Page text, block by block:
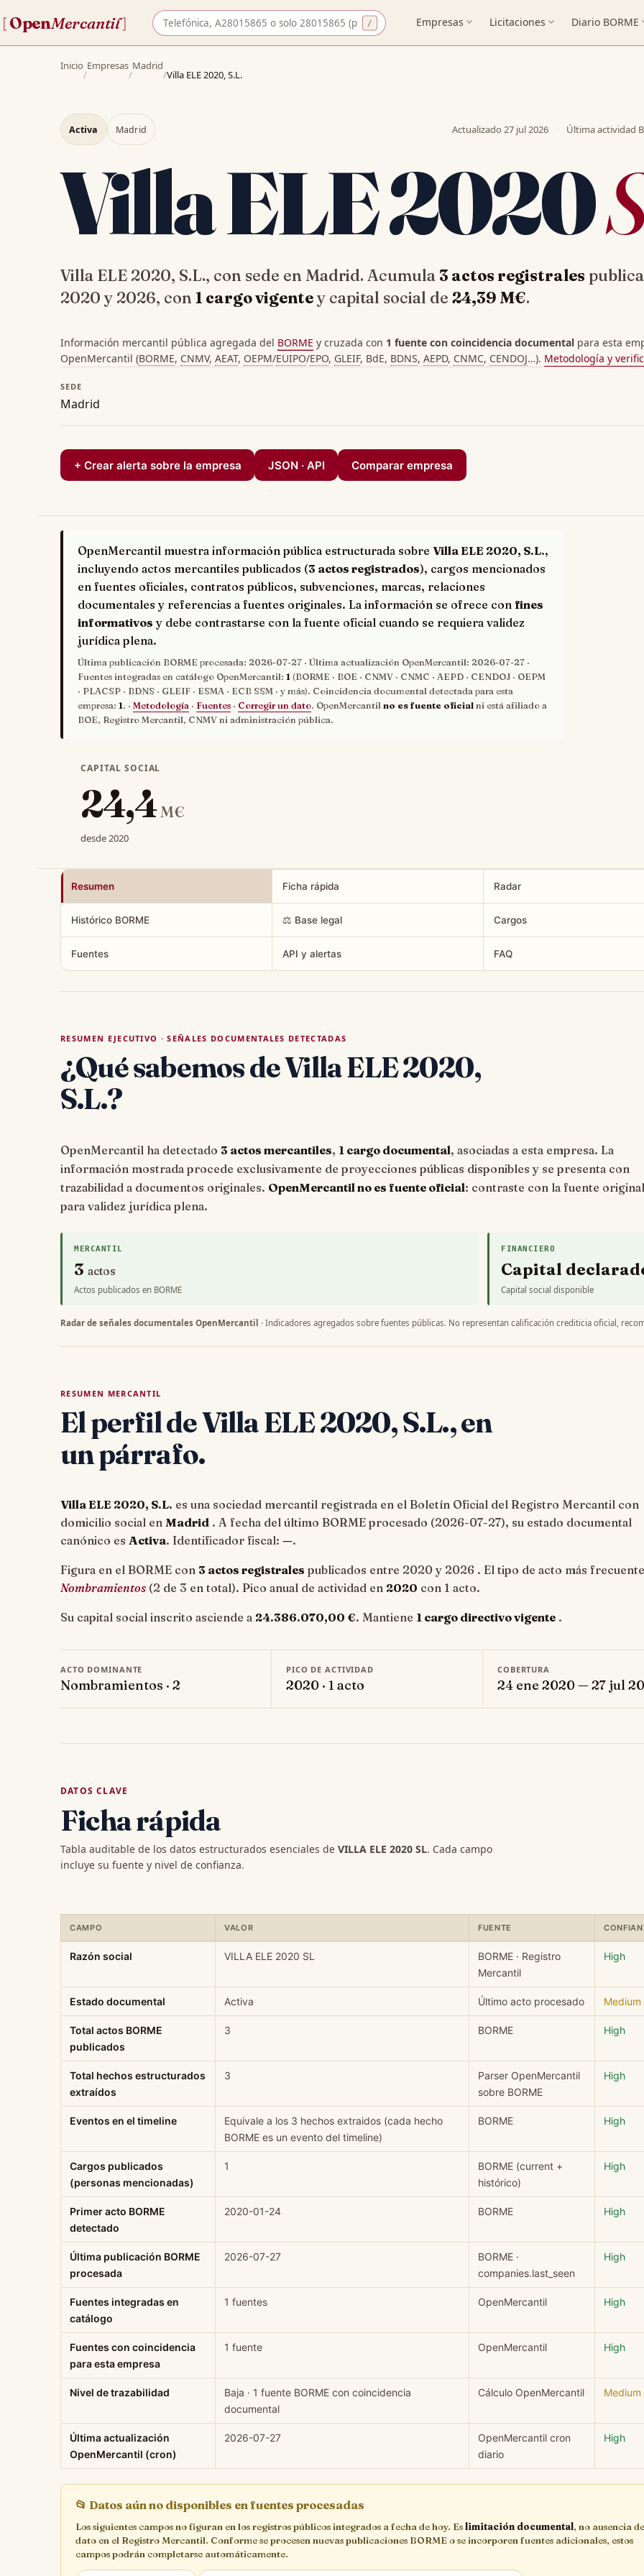
[ OpenMercantil] Buscar empresa por nombre o CIF Empresas expand_more Licitaciones expand_more Diario BORME
Inicio
/
Empresas
/
Madrid
/Villa ELE 2020, S.L.
Activa Madrid Actualizado 27 jul 2026 · Última actividad
Villa ELE 2020
Villa ELE 2020, S.L., con sede en Madrid. Acumula 3 actos registrales
2020 y 2026, con1 cargo vigentey capital social de 24,39 M€.
Información mercantil pública agregada del BORME y cruzada con 1 fuente con coincidencia documental para esta
OpenMercantil (BORME, CNMV, AEAT, OEPM/EUIPO/EPO, GLEIF, BdE, BDNS, AEPD, CNMC, CENDOJ…). Metodología y
SEDE
Madrid
+ Crear alerta sobre la empresa JSON · API Comparar empresa
OpenMercantil muestra información pública estructurada sobre Villa ELE 2020, S.L.,
incluyendo actos mercantiles publicados (3 actos registrados), cargos mencionados
en fuentes oficiales, contratos públicos, subvenciones, marcas, relaciones
documentales y referencias a fuentes originales. La información se ofrece con fines
informativos y debe contrastarse con la fuente oficial cuando se requiera validez
jurídica plena.
Última publicación BORME procesada: 2026-07-27 · Última actualización OpenMercantil: 2026-07-27 ·
Fuentes integradas en catálogo OpenMercantil: 1 (BORME · BOE · CNMV · CNMC · AEPD · CENDOJ · OEPM
· PLACSP · BDNS · GLEIF · ESMA · ECB SSM · y más). Coincidencia documental detectada para esta
empresa: 1. · Metodología · Fuentes · Corregir un dato. OpenMercantil no es fuente oficial ni está afiliado a
BOE, Registro Mercantil, CNMV ni administración pública.
CAPITAL SOCIAL
24,4M€
desde 2020
Resumen Ficha rápida Radar
Histórico BORME ⚖️ Base legal Cargos
Fuentes API y alertas FAQ
RESUMEN EJECUTIVO · SEÑALES DOCUMENTALES DETECTADAS
¿Qué sabemos de Villa ELE 2020,
S.L.?
OpenMercantil ha detectado 3 actos mercantiles, 1 cargo documental, asociadas a esta empresa. La
información mostrada procede exclusivamente de proyecciones públicas disponibles y se presenta con
trazabilidad a documentos originales. OpenMercantil no es fuente oficial: contraste con la fuente original
para validez jurídica plena.
MERCANTIL
3 actos
Actos publicados en BORME
FINANCIERO
Capital
Capital social disponible
Radar de señales documentales OpenMercantil · Indicadores agregados sobre fuentes públicas. No representan calificación crediticia oficial,
RESUMEN MERCANTIL
El perfil de Villa ELE 2020, S.L., en
un párrafo.
Villa ELE 2020, S.L. es una sociedad mercantil registrada en el Boletín Oficial del Registro Mercantil con
domicilio social en Madrid . A fecha del último BORME procesado (2026-07-27), su estado documental
canónico es Activa. Identificador fiscal: —.
Figura en el BORME con 3 actos registrales publicados entre 2020 y 2026 . El tipo de acto más
Nombramientos (2 de 3 en total). Pico anual de actividad en 2020 con 1 acto.
Su capital social inscrito asciende a 24.386.070,00 €. Mantiene 1 cargo directivo vigente .
ACTO DOMINANTE
Nombramientos · 2
PICO DE ACTIVIDAD
2020 · 1 acto
COBERTURA
24 ene 2020 — 27 jul
DATOS CLAVE
Ficha rápida
Tabla auditable de los datos estructurados esenciales de VILLA ELE 2020 SL. Cada campo
incluye su fuente y nivel de confianza.
CAMPO VALOR FUENTE
Razón social VILLA ELE 2020 SL
BORME · Registro
Mercantil
High
Estado documental Activa Último acto procesado Medium
Total actos BORME
publicados
3 BORME High
Total hechos estructurados
extraídos
3
Parser OpenMercantil
sobre BORME
High
Eventos en el timeline
Equivale a los 3 hechos extraidos (cada hecho
BORME es un evento del timeline)
BORME High
Cargos publicados
(personas mencionadas)
1
BORME (current +
histórico)
High
Primer acto BORME
detectado
2020-01-24 BORME High
Última publicación BORME
procesada
2026-07-27
BORME ·
companies.last_seen
High
Fuentes integradas en
catálogo
1 fuentes OpenMercantil High
Fuentes con coincidencia
para esta empresa
1 fuente OpenMercantil High
Nivel de trazabilidad
Baja · 1 fuente BORME con coincidencia
documental
Cálculo OpenMercantil Medium
Última actualización
OpenMercantil (cron)
2026-07-27
OpenMercantil cron
diario
High
📂 Datos aún no disponibles en fuentes procesadas
Los siguientes campos no figuran en los registros públicos integrados a fecha de hoy. Eslimitación documental, no ausencia
dato en el Registro Mercantil. Conforme se procesen nuevas publicaciones BORME o se incorporen fuentes adicionales, estos
campos podrán completarse automáticamente.